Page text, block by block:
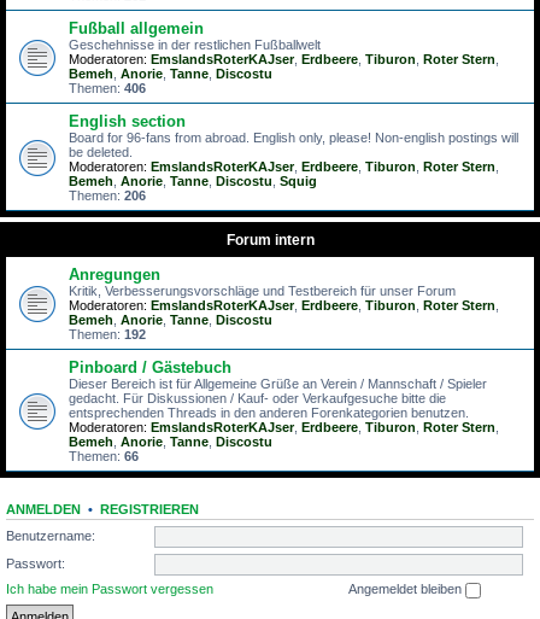
Fußball allgemein
Geschehnisse in der restlichen Fußballwelt
Moderatoren: EmslandsRoterKAJser, Erdbeere Tiburon Roter Stern
Bemeh Anorie Tanne Discostu
Themen: 406
English section
Board for 96-fans from abroad. English only, please! Non-english postings will
be deleted.
Moderatoren: EmslandsRoterKAJser, Erdbeere Tiburon Roter Stern
Bemeh Anorie Tanne Discostu Squig
Themen: 206
Forum intern
Anregungen
Kritik, Verbesserungsvorschläge und Testbereich für unser Forum
Moderatoren: EmslandsRoterKAJser, Erdbeere Tiburon Roter Stern
Bemeh Anorie Tanne Discostu
Themen: 192
Pinboard / Gästebuch
Dieser Bereich ist für Allgemeine Grüße an Verein / Mannschaft / Spieler
gedacht. Für Diskussionen / Kauf- oder Verkaufgesuche bitte die
entsprechenden Threads in den anderen Forenkategorien benutzen.
Moderatoren: EmslandsRoterKAJser, Erdbeere Tiburon Roter Stern
Bemeh Anorie Tanne Discostu
Themen: 66
ANMELDEN • REGISTRIEREN
Benutzername:
Passwort:
Ich habe mein Passwort vergessen
Angemeldet bleiben